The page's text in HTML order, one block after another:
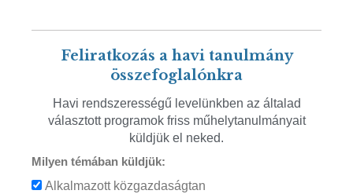
Feliratkozás a havi tanulmány
összefoglalónkra
Havi rendszerességű levelünkben az általad
választott programok friss műhelytanulmányait
küldjük el neked.
Milyen témában küldjük:
Alkalmazott közgazdaságtan